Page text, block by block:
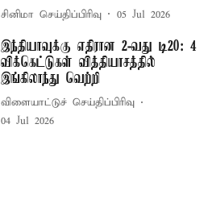
சினிமா செய்திப்பிரிவு 05 Jul 2026
இந்தியாவுக்கு எதிரான 2-வது டி20: 4
விக்கெட்டுகள் வித்தியாசத்தில்
இங்கிலாந்து வெற்றி
விளையாட்டுச் செய்திப்பிரிவு
04 Jul 2026